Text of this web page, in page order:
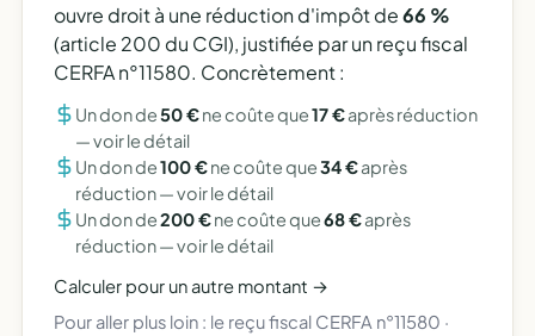
ouvre droit à une réduction d'impôt de66 %
(article 200 du CGI), justifiée par un reçu fiscal
CERFA n°11580. Concrètement :
Un don de50 €ne coûte que17 €après réduction
—voir le détail
Un don de100 €ne coûte que34 €après
réduction —voir le détail
Un don de200 €ne coûte que68 €après
réduction —voir le détail
Calculer pour un autre montant →
Pour aller plus loin : le reçu fiscal CERFA n°11580 ·